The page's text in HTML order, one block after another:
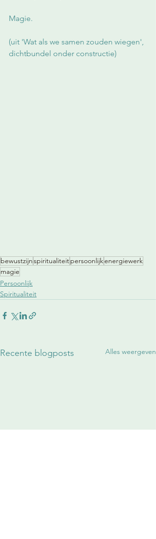
Magie.
(uit 'Wat als we samen zouden wiegen',
dichtbundel onder constructie)
bewustzijnspiritualiteitpersoonlijkenergiewerk
magie
Persoonlijk
Spiritualiteit
Recente blogposts Alles weergeven